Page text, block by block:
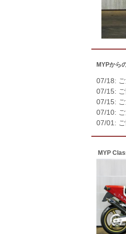
MYPから
07/18:
07/15:
07/15:
07/10:
07/01:
MYP